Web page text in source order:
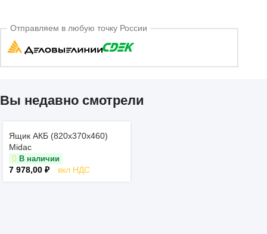
Отправляем в любую точку России
Вы недавно смотрели
Ящик АКБ (820х370х460)
Midac
В наличии
7 978,00 ₽ вкл НДС